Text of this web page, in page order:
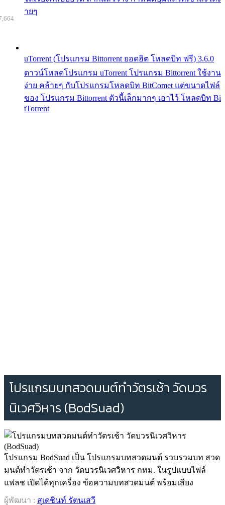
ายๆ
uTorrent (โปรแกรม Bittorrent ยอดฮิต โหลดบิท ฟรี) 3.6.0
ดาวน์โหลดโปรแกรม uTorrent โปรแกรม Bittorrent ใช้งาน
ง่าย คล้ายๆ กับโปรแกรมโหลดบิท BitComet แต่ขนาดไฟล์
ของ โปรแกรม Bittorrent ตัวนี้เล็กมากๆ เอาไว้ โหลดบิท Bi
tTorrent
โปรแกรมบทสวดมนต์ทำวัตรเช้า วัดบวร
นิเวศวิหาร (BodSuad)
โปรแกรม BodSuad เป็น โปรแกรมบทสวดมนต์ รวบรวมบท สวด
มนต์ทำวัตรเช้า จาก วัดบวรนิเวศวิหาร กทม. ในรูปแบบไฟล์
แฟลช เปิดได้ทุกเครื่อง ข้อความบทสวดมนต์ พร้อมเสียง
ผู้พัฒนา : สุเดชินท์ รัตนเสวี